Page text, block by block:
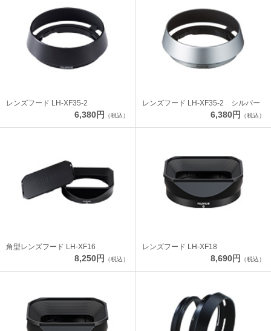
レンズフード LH-XF35-2
6,380円 （税込）
レンズフード LH-XF35-2 シルバー
6,380円 （税込）
角型レンズフード LH-XF16
8,250円 （税込）
レンズフード LH-XF18
8,690円 （税込）